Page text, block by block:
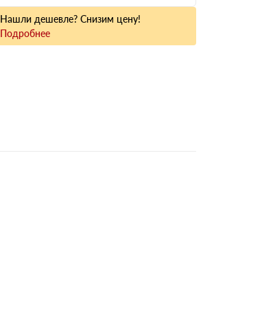
Нашли дешевле? Снизим цену!
Подробнее